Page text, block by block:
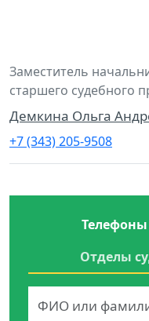
Заместитель
старшего судебного
Демкина Ольга
+7 (343) 205-9508
Отделы